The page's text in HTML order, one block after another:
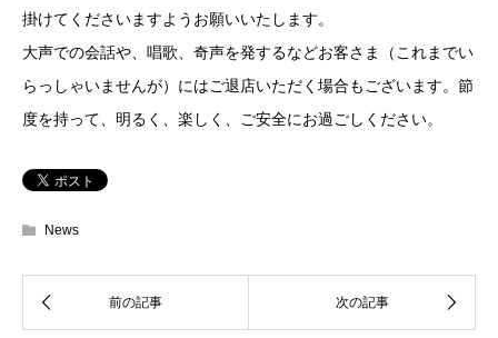
掛けてくださいますようお願いいたします。
大声での会話や、唱歌、奇声を発するなどお客さま（これまでい
らっしゃいませんが）にはご退店いただく場合もございます。節
度を持って、明るく、楽しく、ご安全にお過ごしください。
News